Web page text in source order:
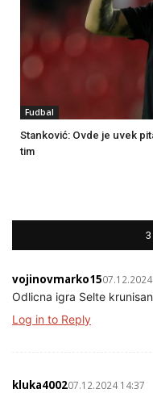
Fudbal
Stanković: Ovde je uvek
tim
3
vojinovmarko15
Odlicna igra Selte
Log in to Reply
kluka400207.12.2024 14:37